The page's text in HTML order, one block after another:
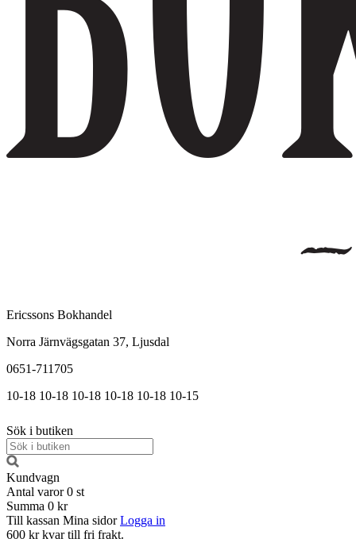
Ericssons Bokhandel
Norra Järnvägsgatan 37, Ljusdal
0651-711705
10-18 10-18 10-18 10-18 10-18 10-15
Sök i butiken
Kundvagn
Antal varor 0 st
Summa 0 kr
Till kassan Mina sidor Logga in
600 kr kvar till fri frakt.